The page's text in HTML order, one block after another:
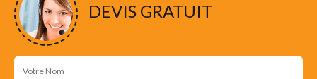
DEVIS GRATUIT